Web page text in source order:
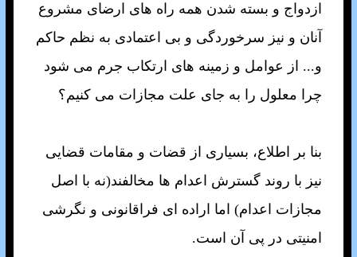
ازدواج و بسته شدن همه راه های ارضای مشروع
آنان و نيز سرخوردگی و بی اعتمادی به نظم حاکم
و... از عوامل و زمينه‌ های ارتکاب جرم می شود
چرا معلول را به جای علت مجازات می‌ کنيم؟
بنا بر اطلاع، بسياری از قضات و مقامات قضايی
نيز با روند گسترش اعدام ها مخالفند(نه با اصل
مجازات اعدام) اما اراده ای فراقانونی و نگرشی
امنيتی در پی آن است.